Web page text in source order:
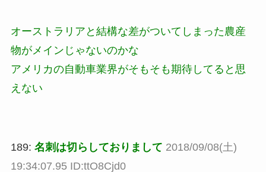
オーストラリアと結構な差がついてしまった農産
物がメインじゃないのかな
アメリカの自動車業界がそもそも期待してると思
えない
189: 名刺は切らしておりまして 2018/09/08(土)
19:34:07.95 ID:ttO8Cjd0